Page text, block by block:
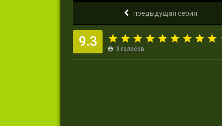
предыдущая серия
9.3 3 голосов